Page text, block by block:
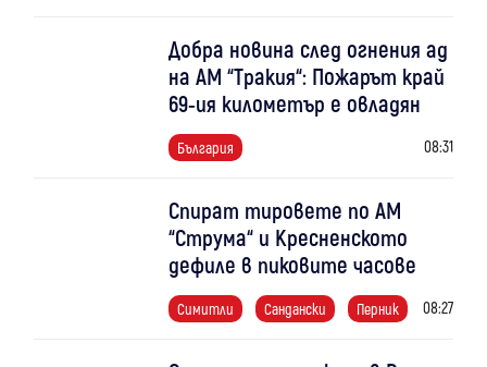
Добра новина след огнения ад
на АМ “Тракия“: Пожарът край
69-ия километър е овладян
България 08:31
Спират тировете по АМ
“Струма“ и Кресненското
дефиле в пиковите часове
Симитли Сандански Перник 08:27